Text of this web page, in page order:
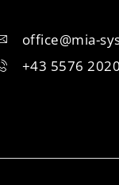
office@mia-
+43 5576